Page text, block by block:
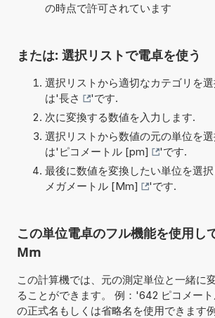
の時点で許可されています
または: 選択リストで電卓を使う
選択リストから適切なカテゴリを
は'長さ
'です.
次に変換する数値を入力します.
選択リストから数値の元の単位を
は' ピコメートル [pm]
'です.
最後に数値を変換したい単位を選
メガメートル [Mm]
'です.
この単位電卓のフル機能を使用し
Mm
この計算機では、元の測定単位と一緒に
ることができます。 例：'642 ピコメー
の正式名もしくは省略名を使用できます